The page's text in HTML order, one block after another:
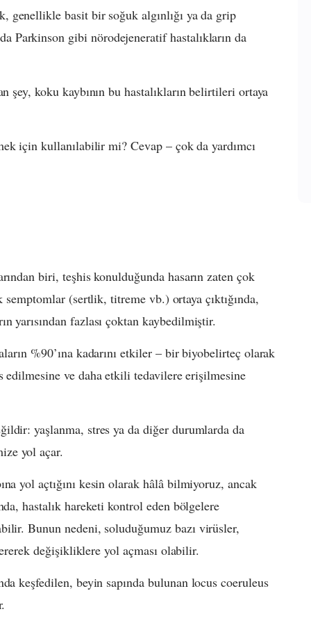
basit bir soğuk algınlığı ya da grip
Parkinson gibi nörodejeneratif hastalıkların da
şey, koku kaybının bu hastalıkların belirtileri ortaya
için kullanılabilir mi? Cevap – çok da yardımcı
biri, teşhis konulduğunda hasarın zaten çok
(sertlik, titreme vb.) ortaya çıktığında,
yarısından fazlası çoktan kaybedilmiştir.
%90’ına kadarını etkiler – bir biyobelirteç olarak
edilmesine ve daha etkili tedavilere erişilmesine
yaşlanma, stres ya da diğer durumlarda da
yol açar.
yol açtığını kesin olarak hâlâ bilmiyoruz, ancak
hastalık hareketi kontrol eden bölgelere
Bunun nedeni, soluduğumuz bazı virüsler,
değişikliklere yol açması olabilir.
keşfedilen, beyin sapında bulunan locus coeruleus